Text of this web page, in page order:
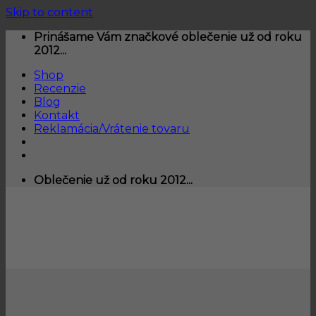
Skip to content
Prinášame Vám značkové oblečenie už od roku
2012...
Shop
Recenzie
Blog
Kontakt
Reklamácia/Vrátenie tovaru
Oblečenie už od roku 2012...